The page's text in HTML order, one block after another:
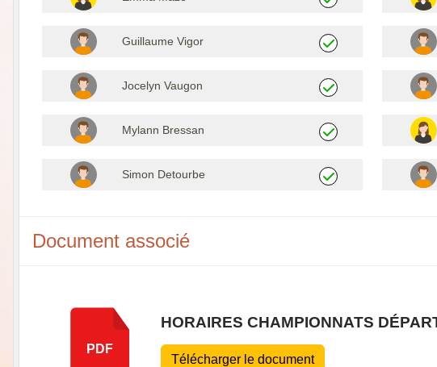
Guillaume Vigor
Jocelyn Vaugon
Mylann Bressan
Simon Detourbe
Document associé
PDF
HORAIRES CHAMPIONNATS
Télécharger le document